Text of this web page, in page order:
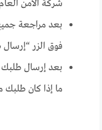
شركة الأمن
بعد مراجعة جميع
فوق الزر
ما إذا كان طلبك